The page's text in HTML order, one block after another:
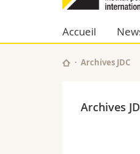
Campus
Université
Formation
pour
le
droit
Accueil
Archives JDC
Archives